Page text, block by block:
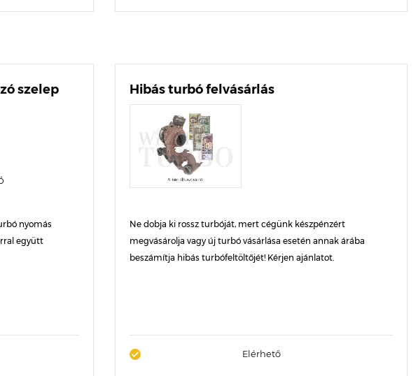
szelep
nyomás
együtt
Hibás turbó felvásárlás
Ne dobja ki rossz turbóját, mert cégünk készpénzért
megvásárolja vagy új turbó vásárlása esetén annak árába
beszámítja hibás turbófeltöltőjét! Kérjen ajánlatot.
Elérhető